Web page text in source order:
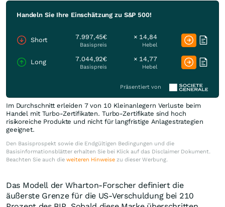
Handeln Sie Ihre Einschätzung zu S&P 500!
Short 7.997,45€
Basispreis
× 14,84
Hebel
Long 7.044,92€
Basispreis
× 14,77
Hebel
Präsentiert von
Im Durchschnitt erleiden 7 von 10 Kleinanlegern Verluste beim
Handel mit Turbo-Zertifikaten. Turbo-Zertifikate sind hoch
risikoreiche Produkte und nicht für langfristige Anlagestrategien
geeignet.
Den Basisprospekt sowie die Endgültigen Bedingungen und die
Basisinformationsblätter erhalten Sie bei Klick auf das Disclaimer Dokument.
Beachten Sie auch die weiteren Hinweise zu dieser Werbung.
Das Modell der Wharton-Forscher definiert die
äußerste Grenze für die US-Verschuldung bei 210